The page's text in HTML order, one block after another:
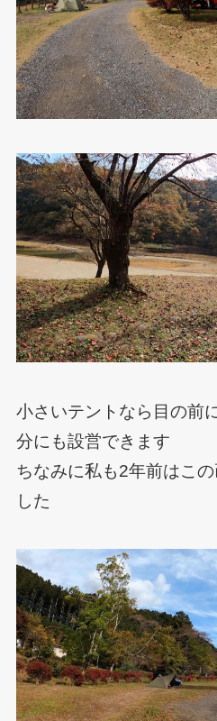
小さいテントなら目の前
分にも設営できます
ちなみに私も2年前はこ
した